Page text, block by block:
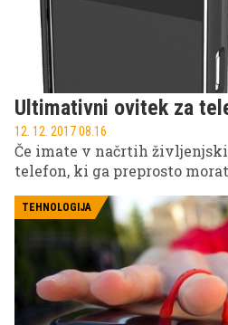
Ultimativni ovitek za
12. 12. 2017 08.16
Če imate v načrtih
telefon, ki ga preprosto
TEHNOLOGIJA